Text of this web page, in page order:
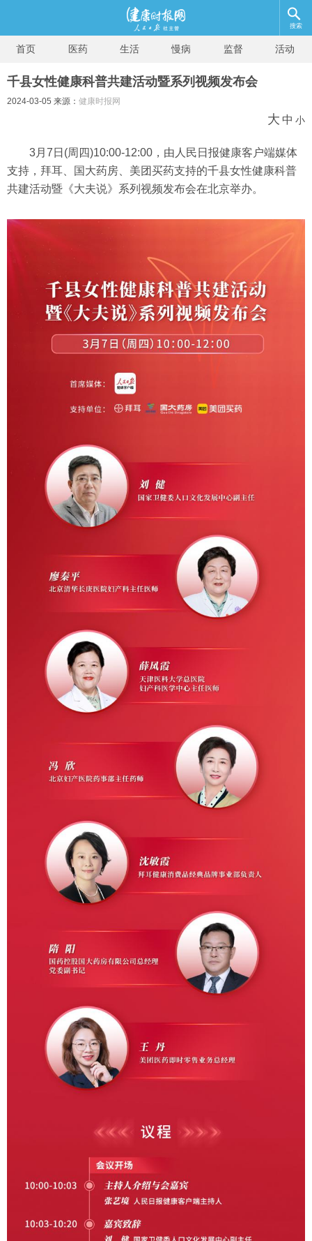
搜索
首页 医药 生活 慢病 监督 活动
千县女性健康科普共建活动暨系列视频发布会
2024-03-05 来源： 健康时报网
大 中 小
3月7日(周四)10:00-12:00，由人民日报健康客户端媒体
支持，拜耳、国大药房、美团买药支持的千县女性健康科普
共建活动暨《大夫说》系列视频发布会在北京举办。